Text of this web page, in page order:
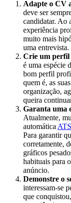
Adapte o CV
deve ser
candidatar. Ao
experiência
muito mais
uma entrevista.
Crie um perfil
é uma espécie
bom perfil
quem é, as
organização,
queira
Garanta uma
Atualmente,
automáticaATS
Para garantir
corretamente,
gráficos
habituais para
anúncio.
Demonstre o
interessam-se
que